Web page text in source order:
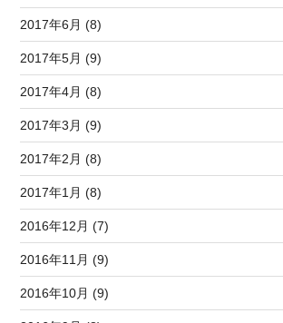
2017年6月 (8)
2017年5月 (9)
2017年4月 (8)
2017年3月 (9)
2017年2月 (8)
2017年1月 (8)
2016年12月 (7)
2016年11月 (9)
2016年10月 (9)